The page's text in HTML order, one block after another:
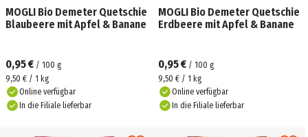
MOGLI Bio Demeter Quetschie
Blaubeere mit Apfel & Banane
0,95 € / 100 g
9,50 € / 1 kg
Online verfügbar
In die Filiale lieferbar
MOGLI Bio Demeter Quetschie
Erdbeere mit Apfel & Banane
0,95 € / 100 g
9,50 € / 1 kg
Online verfügbar
In die Filiale lieferbar